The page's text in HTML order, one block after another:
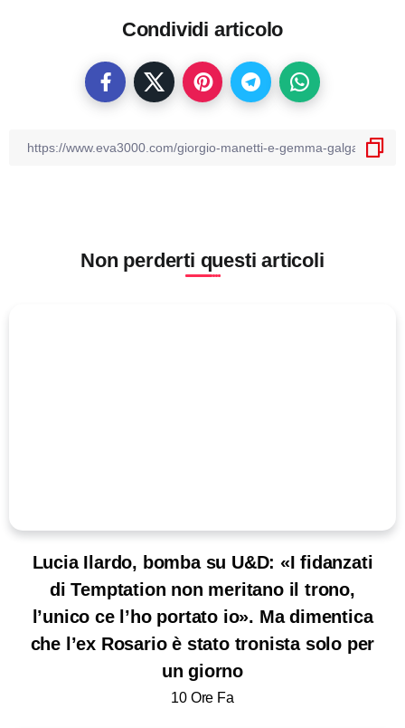
Condividi articolo
Non perderti questi articoli
Lucia Ilardo, bomba su U&D: «I fidanzati
di Temptation non meritano il trono,
l’unico ce l’ho portato io». Ma dimentica
che l’ex Rosario è stato tronista solo per
un giorno
10 Ore Fa